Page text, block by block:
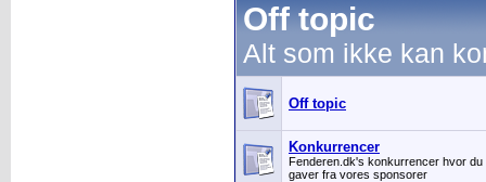
Off topic
Alt som ikke kan
Off topic
Konkurrencer
Fenderen.dk's konkurrencer hvor
gaver fra vores sponsorer